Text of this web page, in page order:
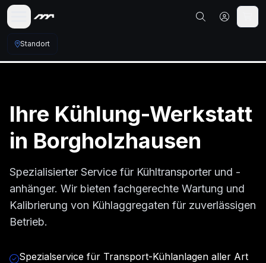
Standort
Ihre Kühlung-Werkstatt
in Borgholzhausen
Spezialisierter Service für Kühltransporter und -
anhänger. Wir bieten fachgerechte Wartung und
Kalibrierung von Kühlaggregaten für zuverlässigen
Betrieb.
Spezialservice für Transport-Kühlanlagen aller Art